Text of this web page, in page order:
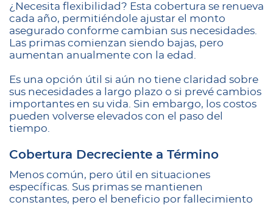
¿Necesita flexibilidad? Esta cobertura se renueva
cada año, permitiéndole ajustar el monto
asegurado conforme cambian sus necesidades.
Las primas comienzan siendo bajas, pero
aumentan anualmente con la edad.
Es una opción útil si aún no tiene claridad sobre
sus necesidades a largo plazo o si prevé cambios
importantes en su vida. Sin embargo, los costos
pueden volverse elevados con el paso del
tiempo.
Cobertura Decreciente a Término
Menos común, pero útil en situaciones
específicas. Sus primas se mantienen
constantes, pero el beneficio por fallecimiento